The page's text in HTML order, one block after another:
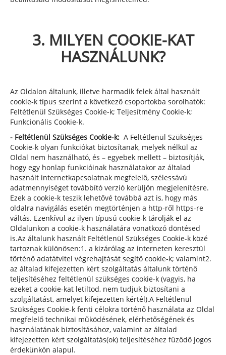
3. MILYEN COOKIE-KAT
HASZNÁLUNK?
Az Oldalon általunk, illetve harmadik felek által használt
cookie-k típus szerint a következő csoportokba sorolhatók:
Feltétlenül Szükséges Cookie-k; Teljesítmény Cookie-k;
Funkcionális Cookie-k.
- Feltétlenül Szükséges Cookie-k: A Feltétlenül Szükséges
Cookie-k olyan funkciókat biztosítanak, melyek nélkül az
Oldal nem használható, és – egyebek mellett – biztosítják,
hogy egy honlap funkcióinak használatakor az általad
használt internetkapcsolatnak megfelelő, szélessávú
adatmennyiséget továbbító verzió kerüljön megjelenítésre.
Ezek a cookie-k teszik lehetővé továbbá azt is, hogy más
oldalra navigálás esetén megtörténjen a http-ről https-re
váltás. Ezenkívül az ilyen típusú cookie-k tárolják el az
Oldalunkon a cookie-k használatára vonatkozó döntésed
is.Az általunk használt Feltétlenül Szükséges Cookie-k közé
tartoznak különösen:1. a kizárólag az interneten keresztül
történő adatátvitel végrehajtását segítő cookie-k; valamint2.
az általad kifejezetten kért szolgáltatás általunk történő
teljesítéséhez feltétlenül szükséges cookie-k (vagyis, ha
ezeket a cookie-kat letiltod, nem tudjuk biztosítani a
szolgáltatást, amelyet kifejezetten kértél).A Feltétlenül
Szükséges Cookie-k fenti célokra történő használata az Oldal
megfelelő technikai működésének, elérhetőségének és
használatának biztosításához, valamint az általad
kifejezetten kért szolgáltatás(ok) teljesítéséhez fűződő jogos
érdekünkön alapul.